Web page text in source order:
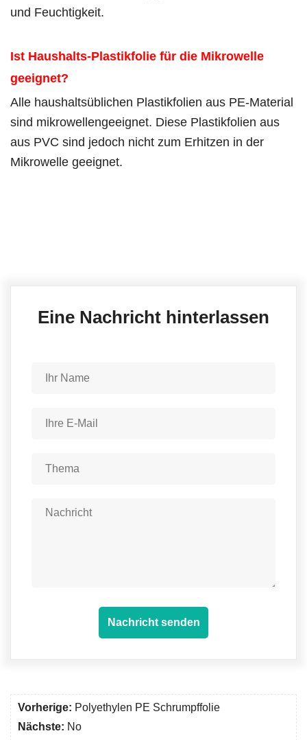
und Feuchtigkeit.
Ist Haushalts-Plastikfolie für die Mikrowelle
geeignet?
Alle haushaltsüblichen Plastikfolien aus PE-Material
sind mikrowellengeeignet. Diese Plastikfolien aus
aus PVC sind jedoch nicht zum Erhitzen in der
Mikrowelle geeignet.
Eine Nachricht hinterlassen
Nachricht senden
Vorherige: Polyethylen PE Schrumpffolie
Nächste: No